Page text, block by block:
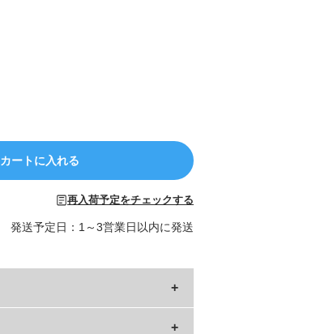
カートに入れる
再入荷予定をチェックする
発送予定日：1～3営業日以内に発送